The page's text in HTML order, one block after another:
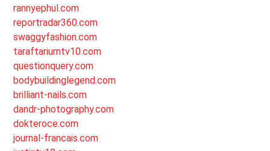
rannyephul.com
reportradar360.com
swaggyfashion.com
taraftariumtv10.com
questionquery.com
bodybuildinglegend.com
brilliant-nails.com
dandr-photography.com
dokteroce.com
journal-francais.com